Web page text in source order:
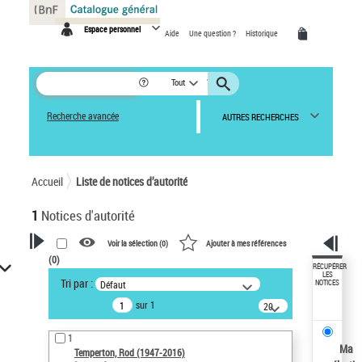
Espace personnel Aide Une question ? Historique
Tout
Recherche avancée AUTRES RECHERCHES
Accueil Liste de notices d’autorité
1 Notices d'autorité
VOTRE RECHERCHE
Recherche avancée dans les
notices d’autorité
Œuvres liées à l'auteur :
Temperton, Rod (1947-2016)
Voir la sélection (0) Ajouter à mes références
(0)
Tri par : Défaut
sur 1
20
résultats/page
1
Temperton, Rod (1947-2016)
RÉCUPÉRER
LES
NOTICES
Ma
Panneau de gestion des cookies